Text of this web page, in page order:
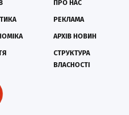
ПРО НАС
РЕКЛАМА
АРХІВ НОВИН
СТРУКТУРА
ВЛАСНОСТІ